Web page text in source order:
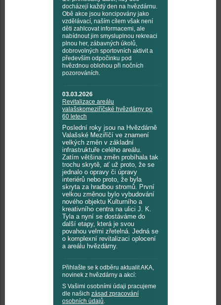
docházejí každý den na hvězdárnu.
Obě akce jsou koncipovány jako
vzdělávací, naším cílem však není
děti zahlcovat informacemi, ale
nabídnout jim smysluplnou rekreaci
plnou her, zábavných úkolů,
dobrovolných sportovních aktivit a
především odpočinku pod
hvězdnou oblohou při nočních
pozorováních.
03.03.2026
Revitalizace areálu
valašskomeziříčské hvězdárny po
60 letech
Poslední roky jsou na Hvězdárně
Valašské Meziříčí ve znamení
velkých změn v základní
infrastruktuře celého areálu.
Zatím většina změn probíhala tak
trochu skrytě, ať už proto, že se
jednalo o opravy či úpravy
interiérů nebo proto, že byla
skryta za hradbou stromů. První
velkou změnou bylo vybudování
nového objektu Kulturního a
kreativního centra na ulici J. K.
Tyla a nyní se dostáváme do
další etapy, která je svou
povahou velmi zřetelná. Jedná se
o komplexní revitalizaci oplocení
a areálu hvězdárny.
Přihlašte se k odběru aktualit AKA,
novinek z hvězdárny a akcí:
S Vašimi osobními údaji pracujeme
dle našich zásad zpracování
osobních údajů.